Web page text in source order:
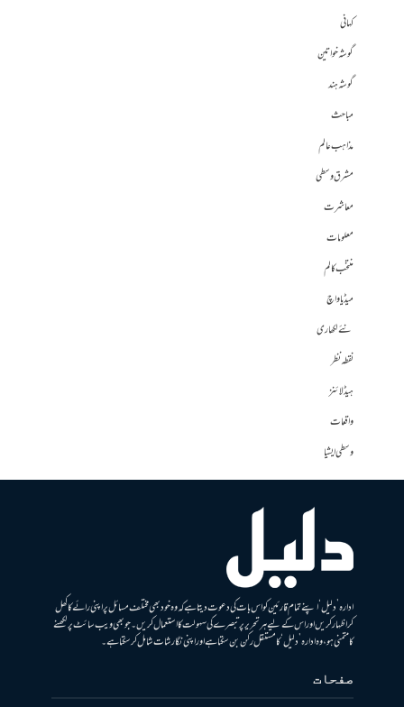
کہانی
گوشہ خواتین
گوشہ ہند
مباحث
مذاہب عالم
مشرق وسطی
معاشرت
معلومات
منتخب کالم
میڈیا واچ
نئے لکھاری
نقطہ نظر
ہیڈلائنز
واقعات
وسطی ایشیا
ادارہ ’دلیل‘ اپنے تمام قارئین کو اس بات کی دعوت دیتا ہے کہ وہ خود بھی مختلف مسائل پر اپنی رائے کا کھل
کر اظہار کریں اور اس کے لیے ہر تحریر پر تبصرے کی سہولت کا استعمال کریں۔ جو بھی ویب سائٹ پر لکھنے
کا متمنی ہو، وہ ادارہ ’دلیل‘ کا مستقل رکن بن سکتا ہے اور اپنی نگارشات شامل کرسکتا ہے۔
صفحات